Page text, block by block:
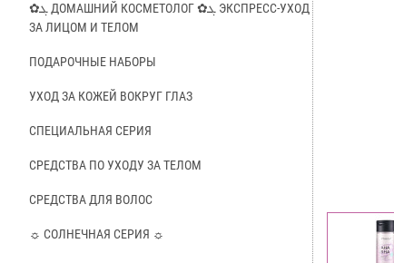
✿ܓ ДОМАШНИЙ КОСМЕТОЛОГ ✿ܓ ЭКСПРЕСС-УХОД
ЗА ЛИЦОМ И ТЕЛОМ
ПОДАРОЧНЫЕ НАБОРЫ
УХОД ЗА КОЖЕЙ ВОКРУГ ГЛАЗ
СПЕЦИАЛЬНАЯ СЕРИЯ
СРЕДСТВА ПО УХОДУ ЗА ТЕЛОМ
СРЕДСТВА ДЛЯ ВОЛОС
☼ СОЛНЕЧНАЯ СЕРИЯ ☼